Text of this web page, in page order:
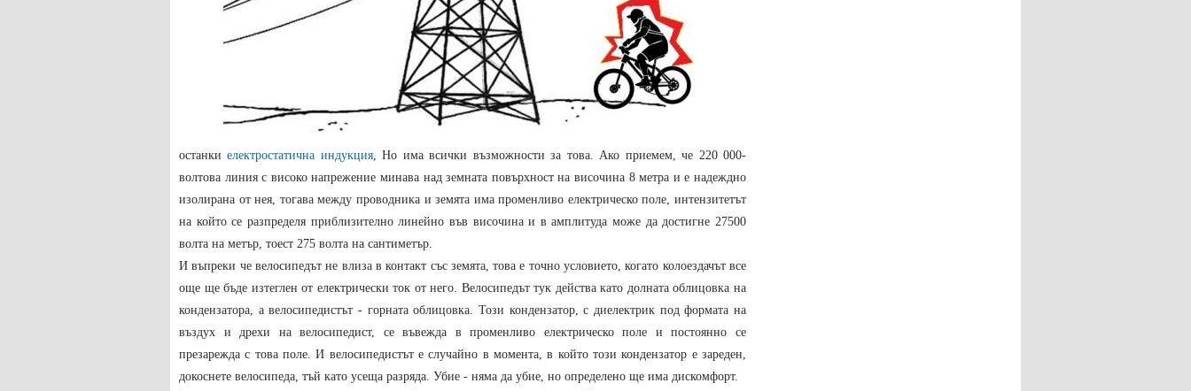
останкиелектростатична индукция, Но има всички възможности за това. Ако приемем, че 220 000-
волтова линия с високо напрежение минава над земната повърхност на височина 8 метра и е надеждно
изолирана от нея, тогава между проводника и земята има променливо електрическо поле, интензитетът
на който се разпределя приблизително линейно във височина и в амплитуда може да достигне 27500
волта на метър, тоест 275 волта на сантиметър.
И въпреки че велосипедът не влиза в контакт със земята, това е точно условието, когато колоездачът все
още ще бъде изтеглен от електрически ток от него. Велосипедът тук действа като долната облицовка на
кондензатора, а велосипедистът - горната облицовка. Този кондензатор, с диелектрик под формата на
въздух и дрехи на велосипедист, се въвежда в променливо електрическо поле и постоянно се
презарежда с това поле. И велосипедистът е случайно в момента, в който този кондензатор е зареден,
докоснете велосипеда, тъй като усеща разряда. Убие - няма да убие, но определено ще има дискомфорт.